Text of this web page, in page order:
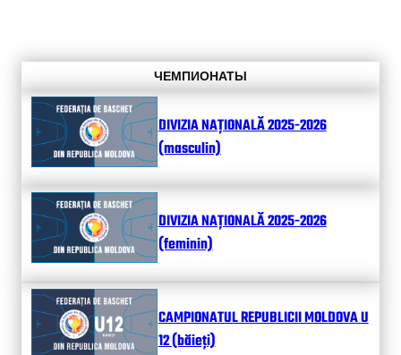
ЧЕМПИОНАТЫ
DIVIZIA NAȚIONALĂ 2025-2026
(masculin)
DIVIZIA NAȚIONALĂ 2025-2026
(feminin)
CAMPIONATUL REPUBLICII MOLDOVA U
12 (băieți)